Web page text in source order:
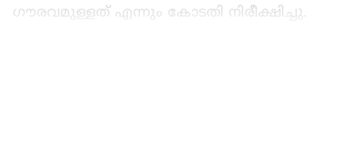
ഗൗരവമുള്ളത് എന്നും കോടതി നിരീക്ഷിച്ചു.